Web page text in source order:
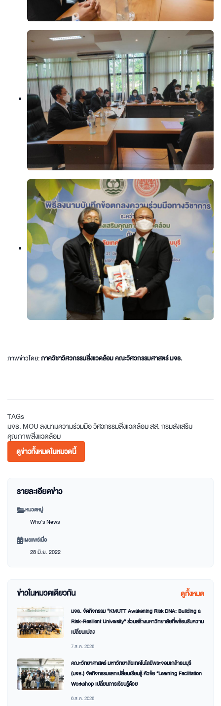
ภาพข่าวโดย:ภาควิชาวิศวกรรมสิ่งแวดล้อม คณะวิศวกรรมศาสตร์ มจธ.
TAGs
มจธ. MOUลงนามความร่วมมือวิศวกรรมสิ่งแวดล้อมสส.กรมส่งเสริม
คุณภาพสิ่งแวดล้อม
ดูข่าวทั้งหมดในหมวดนี้
รายละเอียดข่าว
หมวดหมู่
Who’s News
เผยแพร่เมื่อ
28 มิ.ย. 2022
ข่าวในหมวดเดียวกัน ดูทั้งหมด
มจธ. จัดกิจกรรม “KMUTT Awakening Risk DNA: Building a
Risk-Resilient University” ร่วมสร้างมหาวิทยาลัยที่พร้อมรับความ
เปลี่ยนแปลง
7 ส.ค. 2026
คณะวิทยาศาสตร์ มหาวิทยาลัยเทคโนโลยีพระจอมเกล้าธนบุรี
(มจธ.) จัดกิจกรรมแลกเปลี่ยนเรียนรู้ หัวข้อ “Learning Facilitation
Workshop เปลี่ยนการเรียนรู้ด้วย
6 ส.ค. 2026